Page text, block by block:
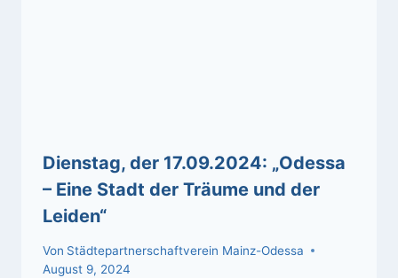
Dienstag, der 17.09.2024: „Odessa
– Eine Stadt der Träume und der
Leiden“
Von Städtepartnerschaftverein Mainz-Odessa
August 9, 2024